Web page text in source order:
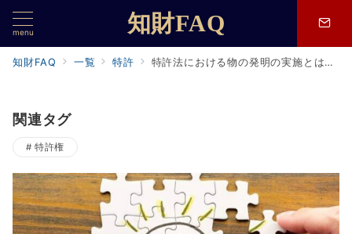
menu 知財FAQ
知財FAQ 一覧 特許 特許法における物の発明の実施とは。直接侵害と間接侵害について
関連タグ
特許権